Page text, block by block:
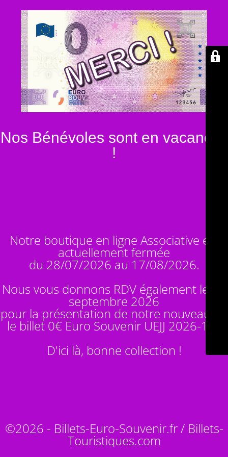
Nos Bénévoles sont en vacances
!
Notre boutique en ligne Associative est
actuellement fermée
du 28/07/2026 au 17/08/2026.
Nous vous donnons RDV également le 14
septembre 2026
pour la présentation de notre nouveauté :
le billet 0€ Euro Souvenir UEJJ 2026-10
D'ici là, bonne collection !
©2026 - Billets-Euro-Souvenir.fr / Billets-
Touristiques.com